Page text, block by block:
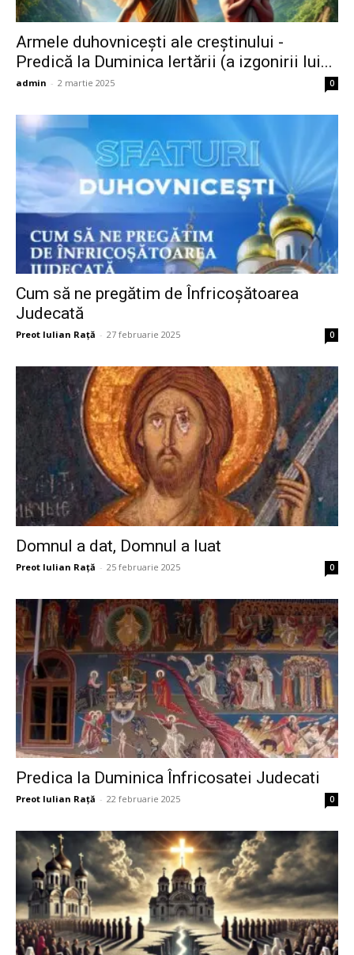
Armele duhovniceşti ale creştinului -
Predică la Duminica Iertării (a izgonirii lui...
admin - 2 martie 2025 0
Cum să ne pregătim de Înfricoșătoarea
Judecată
Preot Iulian Raţă - 27 februarie 2025 0
Domnul a dat, Domnul a luat
Preot Iulian Raţă - 25 februarie 2025 0
Predica la Duminica Înfricosatei Judecati
Preot Iulian Raţă - 22 februarie 2025 0